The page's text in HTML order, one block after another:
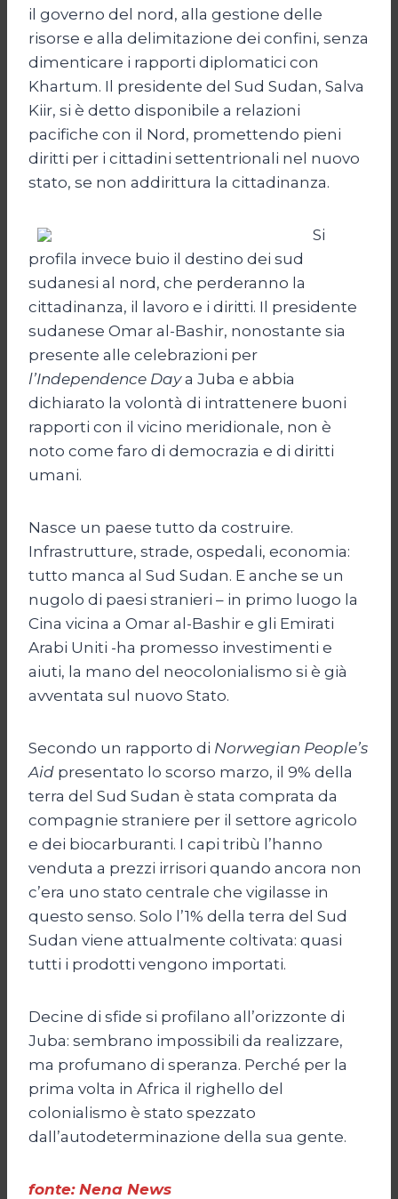
il governo del nord, alla gestione delle
risorse e alla delimitazione dei confini, senza
dimenticare i rapporti diplomatici con
Khartum. Il presidente del Sud Sudan, Salva
Kiir, si è detto disponibile a relazioni
pacifiche con il Nord, promettendo pieni
diritti per i cittadini settentrionali nel nuovo
stato, se non addirittura la cittadinanza.
Si
profila invece buio il destino dei sud
sudanesi al nord, che perderanno la
cittadinanza, il lavoro e i diritti. Il presidente
sudanese Omar al-Bashir, nonostante sia
presente alle celebrazioni per
l’Independence Daya Juba e abbia
dichiarato la volontà di intrattenere buoni
rapporti con il vicino meridionale, non è
noto come faro di democrazia e di diritti
umani.
Nasce un paese tutto da costruire.
Infrastrutture, strade, ospedali, economia:
tutto manca al Sud Sudan. E anche se un
nugolo di paesi stranieri – in primo luogo la
Cina vicina a Omar al-Bashir e gli Emirati
Arabi Uniti -ha promesso investimenti e
aiuti, la mano del neocolonialismo si è già
avventata sul nuovo Stato.
Secondo un rapporto di Norwegian People’s
Aid presentato lo scorso marzo, il 9% della
terra del Sud Sudan è stata comprata da
compagnie straniere per il settore agricolo
e dei biocarburanti. I capi tribù l’hanno
venduta a prezzi irrisori quando ancora non
c’era uno stato centrale che vigilasse in
questo senso. Solo l’1% della terra del Sud
Sudan viene attualmente coltivata: quasi
tutti i prodotti vengono importati.
Decine di sfide si profilano all’orizzonte di
Juba: sembrano impossibili da realizzare,
ma profumano di speranza. Perché per la
prima volta in Africa il righello del
colonialismo è stato spezzato
dall’autodeterminazione della sua gente.
fonte: Nena News